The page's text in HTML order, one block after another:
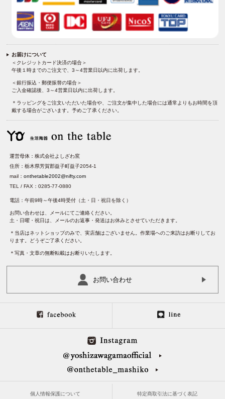
お届けについて
＜クレジットカード決済の場合＞
午後１時までのご注文で、3～4営業日以内に出荷します。
＜銀行振込・郵便振替の場合＞
ご入金確認後、3～4営業日以内に出荷します。
＊ラッピングをご注文いただいた場合や、ご注文が集中した場合には通常よりもお時間を頂
戴する場合がございます。予めご了承ください。
運営母体：株式会社よしざわ窯
住所：栃木県芳賀郡益子町益子2054-1
mail：onthetable2002@nifty.com
TEL / FAX：0285-77-0880
電話：午前9時～午後4時受付（土・日・祝日を除く）
お問い合わせは、メールにてご連絡ください。
土・日曜・祝日は、メールのお返事・発送はお休みとさせていただきます。
＊当店はネットショップのみで、実店舗はございません。作業場へのご来訪はお断りしてお
ります。どうぞご了承ください。
＊写真・文章の無断転載はお断りいたします。
お問い合わせ
個人情報保護について 特定商取引法に基づく表記